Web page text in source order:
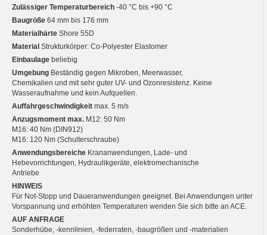
Zulässiger Temperaturbereich -40 °C bis +90 °C
Baugröße 64 mm bis 176 mm
Materialhärte Shore 55D
Material Strukturkörper: Co-Polyester Elastomer
Einbaulage beliebig
Umgebung Beständig gegen Mikroben, Meerwasser,
Chemikalien und mit sehr guter UV- und Ozonresistenz. Keine
Wasseraufnahme und kein Aufquellen.
Auffahrgeschwindigkeit max. 5 m/s
Anzugsmoment max. M12: 50 Nm
M16: 40 Nm (DIN912)
M16: 120 Nm (Schulterschraube)
Anwendungsbereiche Krananwendungen, Lade- und
Hebevorrichtungen, Hydraulikgeräte, elektromechanische
Antriebe
HINWEIS
Für Not-Stopp und Daueranwendungen geeignet. Bei Anwendungen unter
Vorspannung und erhöhten Temperaturen wenden Sie sich bitte an ACE.
AUF ANFRAGE
Sonderhübe, -kennlinien, -federraten, -baugrößen und -materialien